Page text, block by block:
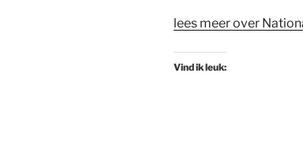
lees meer over
Vind ik leuk: